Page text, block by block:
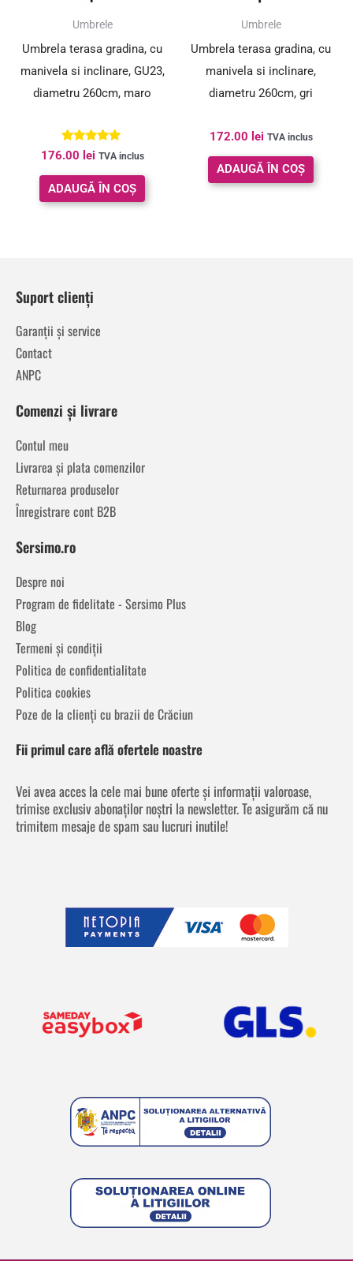
Umbrele
Umbrela terasa gradina, cu
manivela si inclinare, GU23,
diametru 260cm, maro
Evaluat la
5.00
din 5
176.00 lei TVA inclus
ADAUGĂ ÎN COȘ
Umbrele
Umbrela terasa gradina, cu
manivela si inclinare,
diametru 260cm, gri
172.00 lei TVA inclus
ADAUGĂ ÎN COȘ
Suport clienți
Garanții și service
Contact
ANPC
Comenzi și livrare
Contul meu
Livrarea și plata comenzilor
Returnarea produselor
Înregistrare cont B2B
Sersimo.ro
Despre noi
Program de fidelitate - Sersimo Plus
Blog
Termeni și condiții
Politica de confidentialitate
Politica cookies
Poze de la clienți cu brazii de Crăciun
Fii primul care află ofertele noastre
Vei avea acces la cele mai bune oferte și informații valoroase,
trimise exclusiv abonaților noștri la newsletter. Te asigurăm că nu
trimitem mesaje de spam sau lucruri inutile!